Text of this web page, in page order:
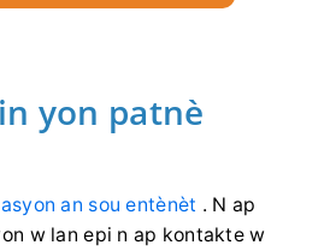
yon patnè
an sou entènèt . N ap
w lan epi n ap kontakte w